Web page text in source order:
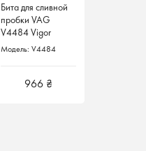
Бита для сливной
пробки VAG
V4484 Vigor
Германия
Модель: V4484
966 ₴